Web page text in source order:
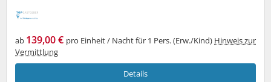
ab 139,00 € pro Einheit / Nacht für 1 Pers. (Erw./Kind) Hinweis zur
Vermittlung
Details